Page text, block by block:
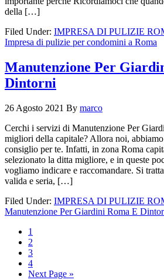
della […]
Filed Under: IMPRESA DI PULIZIE
Impresa di pulizie per condomini a Roma
Manutenzione Per
Dintorni
26 Agosto 2021 By marco
Cerchi i servizi di Manutenzione Per
migliori della capitale? Allora noi,
consiglio per te. Infatti, in zona Roma
selezionato la ditta migliore, e in queste
vogliamo indicare e raccomandare. Si
valida e seria, […]
Filed Under: IMPRESA DI PULIZIE
Manutenzione Per Giardini Roma E
1
2
3
4
Next Page »